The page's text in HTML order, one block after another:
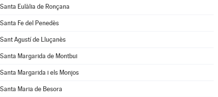
Santa Eulàlia de Ronçana
Santa Fe del Penedès
Sant Agustí de Lluçanès
Santa Margarida de Montbui
Santa Margarida i els Monjos
Santa Maria de Besora